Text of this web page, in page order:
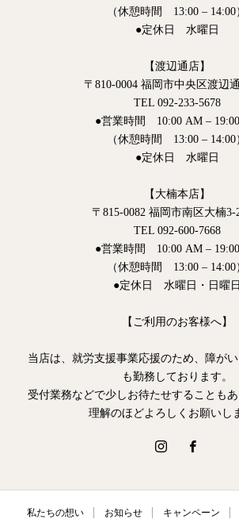
（休憩時間 13:00 – 14:00
●定休日 水曜日
【渡辺通店】
〒810-0004 福岡市中央区渡辺
TEL 092-233-5678
●営業時間 10:00 AM –
（休憩時間 13:00 – 14:00
●定休日 水曜日
【大楠本店】
〒815-0082 福岡市南区大楠3-
TEL 092-600-7668
●営業時間 10:00 AM –
（休憩時間 13:00 – 14:00
●定休日 水曜日・日曜日
【ご利用のお客様へ】
当店は、就労支援事業応援のため、障が
も勤務しております。
受付業務などで少しお待たせすることも
理解のほどよろしくお願いし
私たちの想い お知らせ キャンペーン